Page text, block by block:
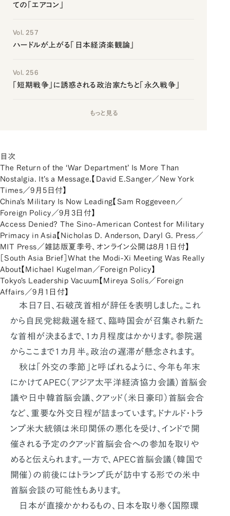
ての「エアコン」
Vol. 257
ハードルが上がる「日本経済楽観論」
Vol. 256
「短期戦争」に誘惑される政治家たちと「永久戦争」
もっと見る
目次
The Return of the ‘War Department’ Is More Than
Nostalgia. It's a Message.【David E.Sanger／New York
Times／9月5日付】
China's Military Is Now Leading【Sam Roggeveen／
Foreign Policy／9月3日付】
Access Denied? The Sino-American Contest for Military
Primacy in Asia【Nicholas D. Anderson, Daryl G. Press／
MIT Press／雑誌版夏季号、オンライン公開は8月1日付】
［South Asia Brief］What the Modi-Xi Meeting Was Really
About【Michael Kugelman／Foreign Policy】
Tokyo's Leadership Vacuum【Mireya Solís／Foreign
Affairs／9月1日付】
本日7日、石破茂首相が辞任を表明しました。これ
から自民党総裁選を経て、臨時国会が召集され新た
な首相が決まるまで、1カ月程度はかかります。参院選
からここまで1カ月半。政治の遅滞が懸念されます。
秋は「外交の季節」と呼ばれるように、今年も年末
にかけてAPEC（アジア太平洋経済協力会議）首脳会
議や日中韓首脳会議、クアッド（米日豪印）首脳会合
など、重要な外交日程が詰まっています。ドナルド・トラ
ンプ米大統領は米印関係の悪化を受け、インドで開
催される予定のクアッド首脳会合への参加を取りや
めると伝えられます。一方で、APEC首脳会議（韓国で
開催）の前後にはトランプ氏が訪中する形での米中
首脳会談の可能性もあります。
日本が直接かかわるもの、日本を取り巻く国際環